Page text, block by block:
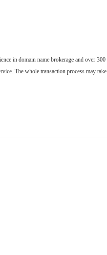
in domain name brokerage and over 300
The whole transaction process may take